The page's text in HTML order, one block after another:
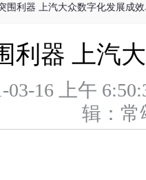
围利器 上汽大众数字化发展成
利器 上汽
03-16 上午
辑：